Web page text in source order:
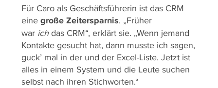
Für Caro als Geschäftsführerin ist das CRM
eine große Zeitersparnis. „Früher
war ichdas CRM“, erklärt sie. „Wenn jemand
Kontakte gesucht hat, dann musste ich sagen,
guck’ mal in der und der Excel-Liste. Jetzt ist
alles in einem System und die Leute suchen
selbst nach ihren Stichworten.“